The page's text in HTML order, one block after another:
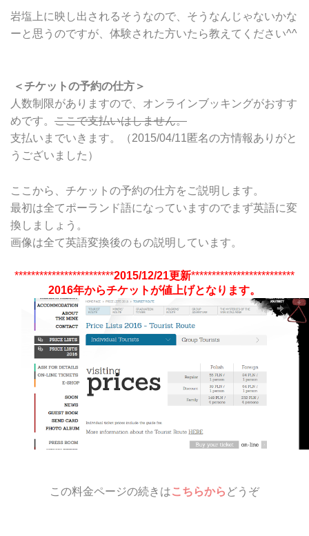
岩塩上に映し出されるそうなので、そうなんじゃないかな
ーと思うのですが、体験された方いたら教えてください^^
＜チケットの予約の仕方＞
人数制限がありますので、オンラインブッキングがおすす
めです。 ここで支払いはしません。
支払いまでいきます。（2015/04/11匿名の方情報ありがと
うございました）
ここから、チケットの予約の仕方をご説明します。
最初は全てポーランド語になっていますのでまず英語に変
換しましょう。
画像は全て英語変換後のもの説明しています。
************************2015/12/21更新*************************
2016年からチケットが値上げとなります。
この料金ページの続きはこちらから どうぞ